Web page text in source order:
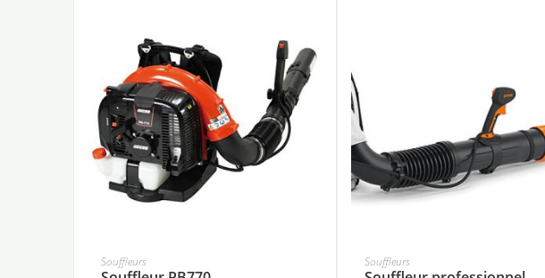
Souffleurs Souffleurs